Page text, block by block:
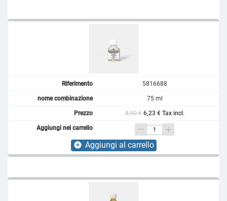
5816688
75 ml
8,90 € 6,23 € Tax incl.
add_circle Aggiungi al carrello